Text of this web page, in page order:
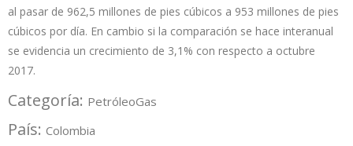
al pasar de 962,5 millones de pies cúbicos a 953 millones de pies
cúbicos por día. En cambio si la comparación se hace interanual
se evidencia un crecimiento de 3,1% con respecto a octubre
2017.
Categoría: PetróleoGas
País: Colombia